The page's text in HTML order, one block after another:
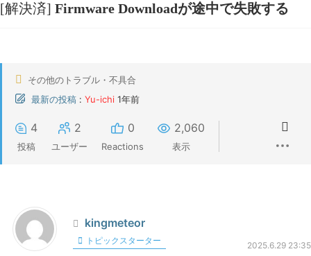
[解決済] Firmware Downloadが途中で失敗する
その他のトラブル・不具合
最新の投稿 : Yu-ichi 1年前
4
投稿
2
ユーザー
0
Reactions
2,060
表示
kingmeteor
トピックスターター
2025.6.29 23:35